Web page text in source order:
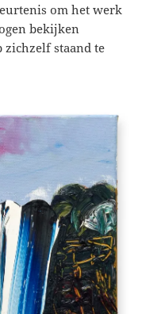
om het werk
bekijken
zichzelf staand te